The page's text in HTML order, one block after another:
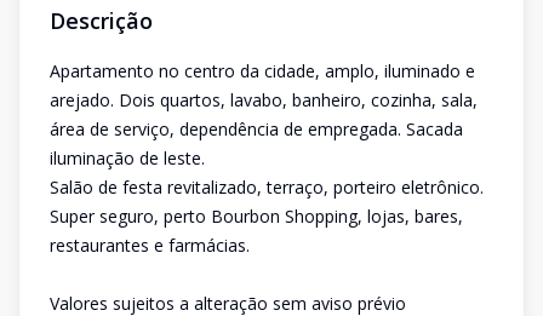
Descrição
Apartamento no centro da cidade, amplo, iluminado e
arejado. Dois quartos, lavabo, banheiro, cozinha, sala,
área de serviço, dependência de empregada. Sacada
iluminação de leste.
Salão de festa revitalizado, terraço, porteiro eletrônico.
Super seguro, perto Bourbon Shopping, lojas, bares,
restaurantes e farmácias.
Valores sujeitos a alteração sem aviso prévio